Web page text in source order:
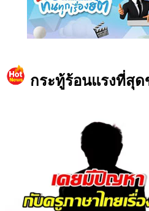
กระทู้ร้อนแรงที่สุ